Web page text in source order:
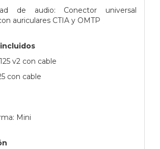
de audio: Conector universal
auriculares CTIA y OMTP
v2 con cable
con cable
Mini